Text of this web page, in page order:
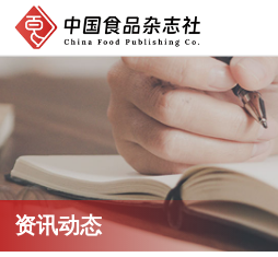
资讯动态